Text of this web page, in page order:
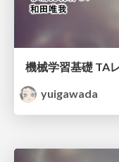
yuigawada